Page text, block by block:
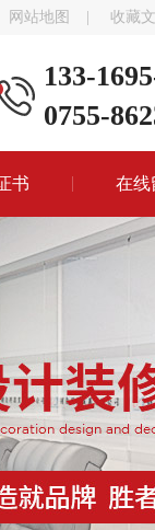
网站地图 收藏
133-
0755-
书 在线